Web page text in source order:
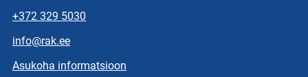
+372 329 5030
info@rak.ee
Asukoha informatsioon